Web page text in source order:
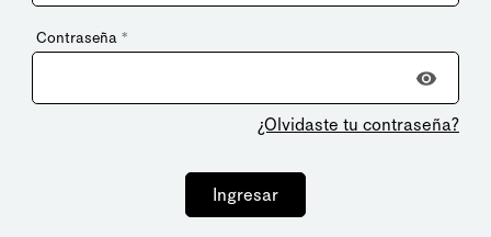
Contraseña *
¿Olvidaste tu contraseña?
Ingresar